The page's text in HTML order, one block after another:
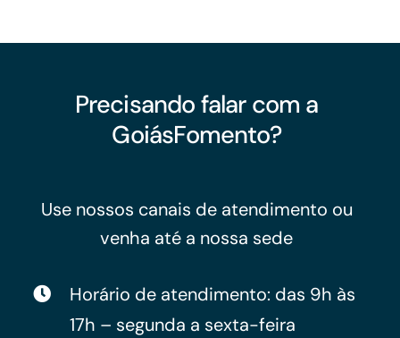
Precisando falar com a
GoiásFomento?
Use nossos canais de atendimento ou
venha até a nossa sede
Horário de atendimento: das 9h às
17h – segunda a sexta-feira